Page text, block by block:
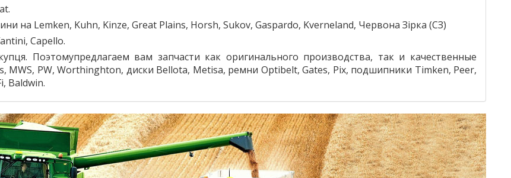
на Lemken, Kuhn, Kinze, Great Plains, Horsh, Sukov, Gaspardo, Kverneland, Червона Зірка (СЗ)
Capello.
Поэтомупредлагаем вам запчасти как оригинального производства, так и качественные
MWS, PW, Worthinghton, диски Bellota, Metisa, ремни Optibelt, Gates, Pix, подшипники Timken, Peer,
Baldwin.